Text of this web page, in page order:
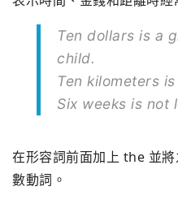
Ten dollars is a
child.
Ten kilometers
Six weeks is not
在形容詞前面加上 the 並
數動詞。